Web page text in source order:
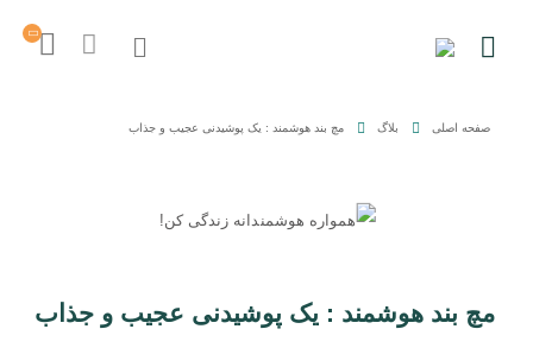
صفحه اصلی بلاگ مچ بند هوشمند : یک پوشیدنی عجیب و جذاب
مچ بند هوشمند : یک پوشیدنی عجیب و جذاب